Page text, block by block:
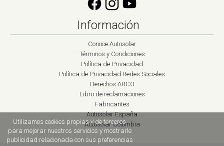
Información
Conoce Autosolar
Términos y Condiciones
Política de Privacidad
Política de Privacidad Redes Sociales
Derechos ARCO
Libro de reclamaciones
Fabricantes
Autosolar España
Autosolar Colombia
Utilizamos cookies propias y de terceros
para mejorar nuestros servicios y mostrarle
publicidad relacionada con sus preferencias